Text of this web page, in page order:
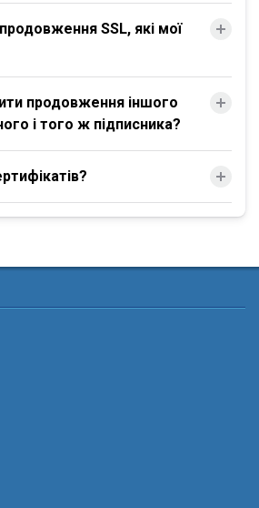
SSL, які мої
продовження іншого
і того ж підписника?